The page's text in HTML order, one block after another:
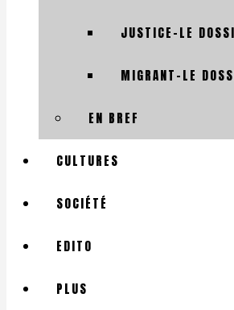
JUSTICE-LE
MIGRANT-LE
EN BREF
CULTURES
SOCIÉTÉ
EDITO
PLUS